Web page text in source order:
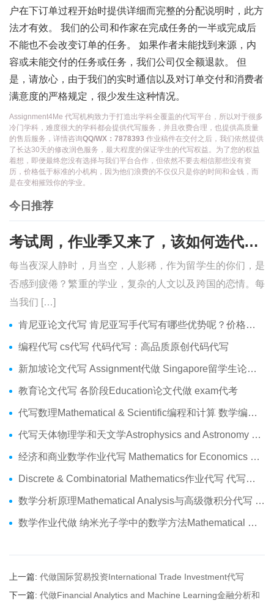
户在下订单过程开始时提供详细而完整的分配说明时，此方
法才有效。 我们的公司和作家在完成任务的一半或完成后
不能也不会改变订单的任务。 如果作者未能找到来源，内
容或未能交付的任务或任务，我们公司仅全额退款。 但
是，请放心，由于我们的实时通信以及对订单交付和消费者
满意度的严格规定，很少发生这种情况。
Assignment4Me 代写机构致力于打造出学科全覆盖的代写平台，所以对于很多
冷门学科，难度很大的学科都会提供代写服务，并且收费合理，也提供高质量
的售后服务，详情咨询QQ/WX：7878393 作业稿件在交付之后，我们依然提供
了长达30天的修改润色服务，最大程度的保证学生的代写权益。为了您的权益
着想，即便最终您没有选择与我们平台合作，但依然不要去相信那些没有资
历，价格低于标准的小机构，因为他们浪费的不仅仅只是你的时间和金钱，而
是在变相摧毁你的学业。
今日推荐
考试周，作业季又来了，该如何选代写？便宜的代写、代考会有哪些问题？
每当夜深人静时，月当空，人影稀，作为留学生的你们，是
否感到疲倦？繁重的学业，复杂的人文以及跨国的恋情。每
当我们 […]
肯尼亚论文代写 肯尼亚写手代写有哪些优势呢？价格便宜吗？
编程代写 cs代写 代码代写：高品质原创代码代写
新加坡论文代写 Assignment代做 Singapore留学生论文代写服务
教育论文代写 各阶段Education论文代做 exam代考
代写数理Mathematical & Scientific编程和计算 数学编程作业代做
代写天体物理学和天文学Astrophysics and Astronomy 天文学Assignment代做
经济和商业数学作业代写 Mathematics for Economics Business代做Online exam代考
Discrete & Combinatorial Mathematics作业代写 代写离散 组合数学Assignment代做
数学分析原理Mathematical Analysis与高级微积分代写 Assignment代做
数学作业代做 纳米光子学中的数学方法Mathematical Methods代写
上一篇: 代做国际贸易投资International Trade Investment代写
下一篇: 代做Financial Analytics and Machine Learning金融分析和